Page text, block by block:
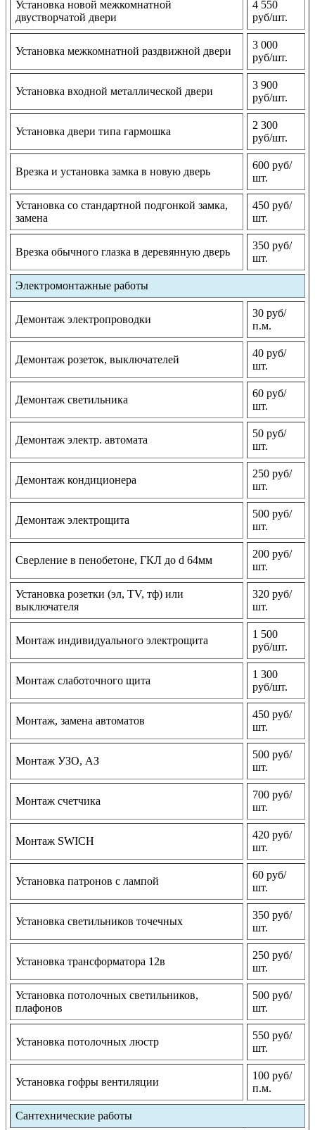
Установка новой межкомнатной
двустворчатой двери
4 550
руб/шт.
Установка межкомнатной раздвижной двери
3 000
руб/шт.
Установка входной металлической двери
3 900
руб/шт.
Установка двери типа гармошка
2 300
руб/шт.
Врезка и установка замка в новую дверь
600 руб/
шт.
Установка со стандартной подгонкой замка,
замена
450 руб/
шт.
Врезка обычного глазка в деревянную дверь
350 руб/
шт.
Электромонтажные работы
Демонтаж электропроводки
30 руб/
п.м.
Демонтаж розеток, выключателей
40 руб/
шт.
Демонтаж светильника
60 руб/
шт.
Демонтаж электр. автомата
50 руб/
шт.
Демонтаж кондиционера
250 руб/
шт.
Демонтаж электрощита
500 руб/
шт.
Сверление в пенобетоне, ГКЛ до d 64мм
200 руб/
шт.
Установка розетки (эл, TV, тф) или
выключателя
320 руб/
шт.
Монтаж индивидуального электрощита
1 500
руб/шт.
Монтаж слаботочного щита
1 300
руб/шт.
Монтаж, замена автоматов
450 руб/
шт.
Монтаж УЗО, АЗ
500 руб/
шт.
Монтаж счетчика
700 руб/
шт.
Монтаж SWICH
420 руб/
шт.
Установка патронов с лампой
60 руб/
шт.
Установка светильников точечных
350 руб/
шт.
Установка трансформатора 12в
250 руб/
шт.
Установка потолочных светильников,
плафонов
500 руб/
шт.
Установка потолочных люстр
550 руб/
шт.
Установка гофры вентиляции
100 руб/
п.м.
Сантехнические работы